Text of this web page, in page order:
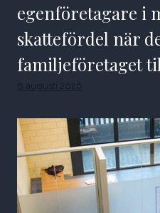
egenföretagare i
skattefördel när
familjeföretaget
6 augusti 2026